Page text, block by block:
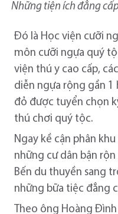
Những tiện ích đẳng
Đó là Học viện cưỡi
môn cưỡi ngựa quý
viện thú y cao cấp,
diễn ngựa rộng gần
đỏ được tuyển chọn
thú chơi quý tộc.
Ngay kề cận phân
những cư dân bận
Bến du thuyền sang
những bữa tiệc đẳng
Theo ông Hoàng